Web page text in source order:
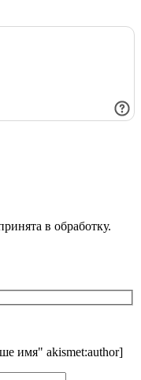
в обработку.
имя" akismet:author]